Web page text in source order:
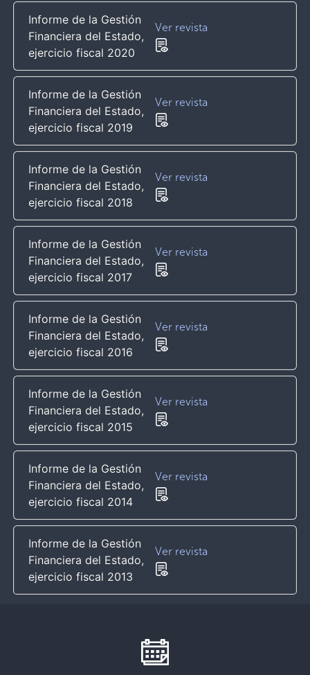
Informe de la Gestión
Financiera del Estado,
ejercicio fiscal 2020
Ver revista
Informe de la Gestión
Financiera del Estado,
ejercicio fiscal 2019
Ver revista
Informe de la Gestión
Financiera del Estado,
ejercicio fiscal 2018
Ver revista
Informe de la Gestión
Financiera del Estado,
ejercicio fiscal 2017
Ver revista
Informe de la Gestión
Financiera del Estado,
ejercicio fiscal 2016
Ver revista
Informe de la Gestión
Financiera del Estado,
ejercicio fiscal 2015
Ver revista
Informe de la Gestión
Financiera del Estado,
ejercicio fiscal 2014
Ver revista
Informe de la Gestión
Financiera del Estado,
ejercicio fiscal 2013
Ver revista